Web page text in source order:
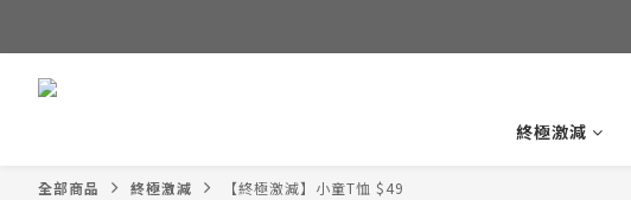
終極激減
全部商品 終極激減 【終極激減】小童T恤 $49